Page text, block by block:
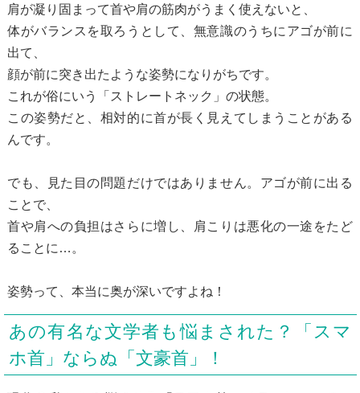
肩が凝り固まって首や肩の筋肉がうまく使えないと、
体がバランスを取ろうとして、無意識のうちにアゴが前に
出て、
顔が前に突き出たような姿勢になりがちです。
これが俗にいう「ストレートネック」の状態。
この姿勢だと、相対的に首が長く見えてしまうことがある
んです。
でも、見た目の問題だけではありません。アゴが前に出る
ことで、
首や肩への負担はさらに増し、肩こりは悪化の一途をたど
ることに…。
姿勢って、本当に奥が深いですよね！
あの有名な文学者も悩まされた？「スマ
ホ首」ならぬ「文豪首」！